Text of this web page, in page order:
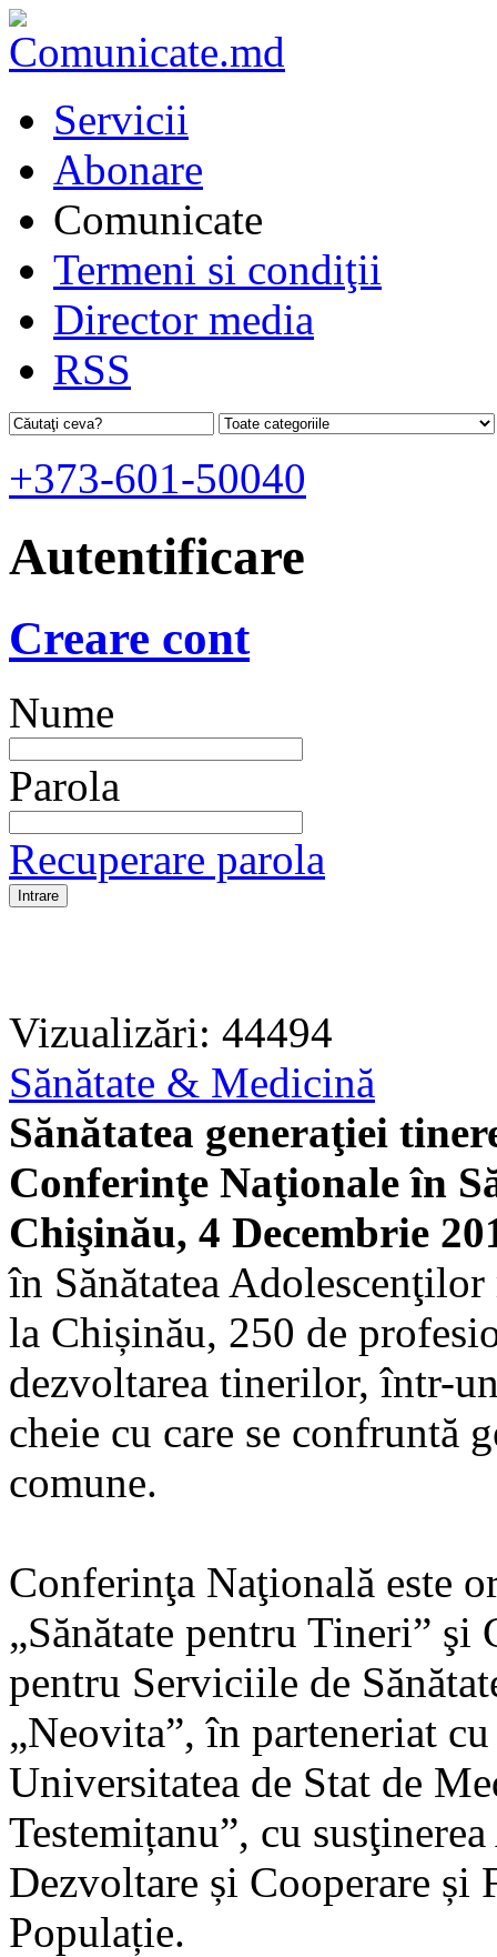
Servicii
Abonare
Comunicate
Termeni si condiţii
Director media
RSS
+373-601-50040
Autentificare
Creare cont
Nume
Parola
Recuperare parola
Vizualizări: 44494
Sănătate & Medicină
Sănătatea generaţiei
Conferinţe Naţionale în
Chişinău, 4 Decembrie
în Sănătatea
la Chișinău, 250 de
dezvoltarea tinerilor, într-
cheie cu care se confruntă
comune.
Conferinţa Naţională este
„Sănătate pentru Tineri” şi
pentru Serviciile de
„Neovita”, în parteneriat
Universitatea de Stat de
Testemițanu”, cu
Dezvoltare și Cooperare
Populație.